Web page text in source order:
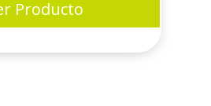
Producto